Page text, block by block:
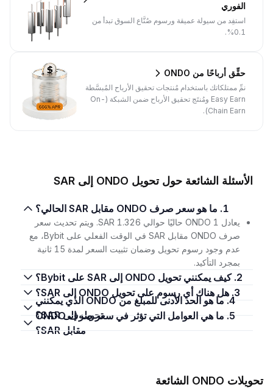
الفوري
استفِد من سيولة عميقة ورسوم صُنَّاع السوق تبدأ من
0.1%.
حقِّق أرباحًا من ONDO
نمِّ ممتلكاتك باستخدام مُنتجات تحقيق الأرباح المُبسَّطة
Easy Earn ومُنتَج تحقيق الأرباح ضمن الشبكة (On-
Chain Earn).
الأسئلة الشائعة حول تحويل ONDO إلى SAR
1. ما هو سعر صرف ONDO مقابل SAR الحالي؟
يعادل 1 ONDO حاليًا حوالي 1.326 SAR. ويتم تحديث سعر
صرف ONDO مقابل SAR في الوقت الفعلي على Bybit، مع
عدم وجود رسوم تحويل وضمان تثبيت السعر لمدة 15 ثانية
بمجرد التأكيد.
2. كيف يمكنني تحويل ONDO إلى SAR على Bybit؟
3. هل هناك أي رسوم على تحويل ONDO إلى SAR؟
4. ما هو الحد الأدنى للمبلغ من ONDO الذي يمكنني
تحويله إلى SAR؟5. ما هي العوامل التي تؤثر في سعر صرف ONDO
مقابل SAR؟
تحويلات ONDO الشائعة